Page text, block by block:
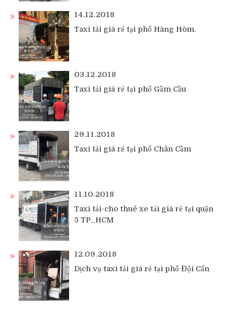
14.12.2018
Taxi tải giá rẻ tại phố Hàng Hòm.
03.12.2018
Taxi tải giá rẻ tại phố Gầm Cầu
29.11.2018
Taxi tải giá rẻ tại phố Chân Cầm
11.10.2018
Taxi tải-cho thuê xe tải giá rẻ tại quận
5 TP_HCM
12.09.2018
Dịch vụ taxi tải giá rẻ tại phố Đội Cấn